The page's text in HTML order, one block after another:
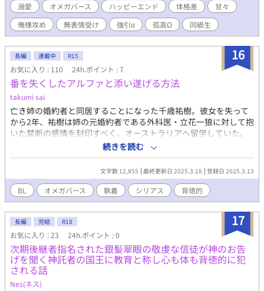
溺愛 オメガバース ハッピーエンド 体格差
甘々
俺様攻め
無表情受け 強引α 孤高Ω 同級生
16
長編 連載中 R15
お気に入り : 110 24h.ポイント : 7
番を失くしたアルファと添い遂げる方法
takumi sai
亡き姉の婚約者と同居することになった千歳祐樹。彼女を失って
から2年、祐樹は姉の元婚約者である外科医・立花一狼に対して抱
いた禁断の感情を封印すべく、オーストラリアへ留学していた。
「俺は彼女だけを愛し続ける」—そう誓った一狼は、今も指輪を
外さない。孤高のアルファとして医師の道を歩む彼の家に、一時
的に居候することになった祐樹は、罪悪感と憧れの間で揺れ動
く。 「姉さんじゃない…僕は僕だ…」 「俺たちも似ているのかも
な。葵の影に囚われて、前に進めない」 未亡人医師×自責系学
生 オメガバース。 二人の葛藤と成長を描いた、切なくも温かい
愛の物語。番を亡くした医師と、彼の元婚約者の弟の、禁断の恋
の行方とは
続きを読む
文字数 12,855 最終更新日 2025.3.18 登録日 2025.3.13
BL オメガバース 執着 シリアス 背徳的
17
長編 完結 R18
お気に入り : 23 24h.ポイント : 0
次期後継者指名された銀髪翠眼の敬虔な信徒が神のお告
げを聞く神託者の国王に教育と称し心も体も背徳的に犯
される話
Nes(ネス)